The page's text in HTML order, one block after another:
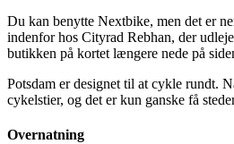
Du kan benytte Nextbike, men det er
indenfor hos Cityrad Rebhan, der
butikken på kortet længere nede på
Potsdam er designet til at cykle rundt.
cykelstier, og det er kun ganske få
Overnatning